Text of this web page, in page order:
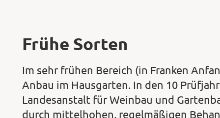
Frühe Sorten
Im sehr frühen Bereich (in Franken
Anbau im Hausgarten. In den 10
Landesanstalt für Weinbau und
durch mittelhohen, regelmäßigen